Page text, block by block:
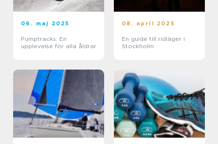
06. maj 2025
Pumptracks: En
upplevelse för alla åldrar
08. april 2025
En guide till ridläger i
Stockholm